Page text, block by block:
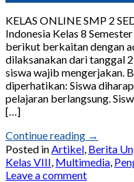
KELAS ONLINE SMP 2
Indonesia Kelas 8
berikut berkaitan dengan
dilaksanakan dari tanggal
siswa wajib mengerjakan.
diperhatikan: Siswa
pelajaran berlangsung.
[…]
Continue reading →
Posted inArtikel, Berita
Kelas VIII, Multimedia,
Leave a comment